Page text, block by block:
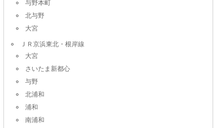
与野本町
北与野
大宮
ＪＲ京浜東北・根岸線
大宮
さいたま新都心
与野
北浦和
浦和
南浦和